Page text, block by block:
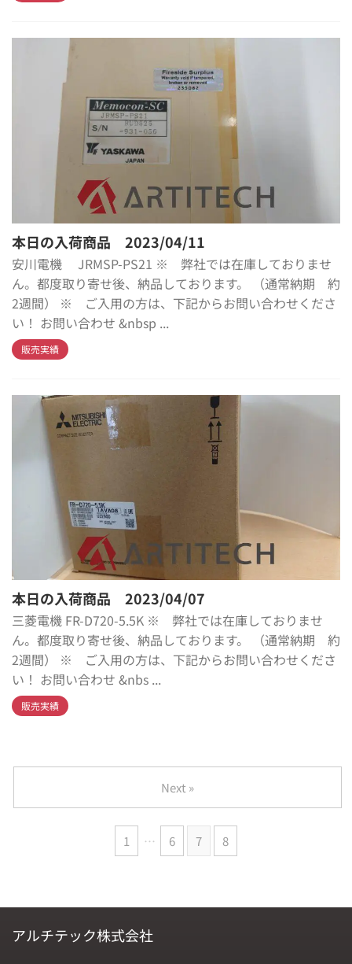
本日の入荷商品 2023/04/11
安川電機 JRMSP-PS21 ※ 弊社では在庫しておりませ
ん。都度取り寄せ後、納品しております。 （通常納期 約
2週間） ※ ご入用の方は、下記からお問い合わせくださ
い！ お問い合わせ &nbsp ...
販売実績
本日の入荷商品 2023/04/07
三菱電機 FR-D720-5.5K ※ 弊社では在庫しておりませ
ん。都度取り寄せ後、納品しております。 （通常納期 約
2週間） ※ ご入用の方は、下記からお問い合わせくださ
い！ お問い合わせ &nbs ...
販売実績
1 … 6 7 8
Next »
アルチテック株式会社